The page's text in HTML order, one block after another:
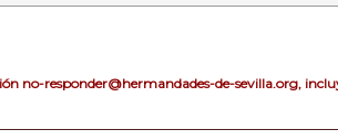
no-responder@hermandades-de-sevilla.org,